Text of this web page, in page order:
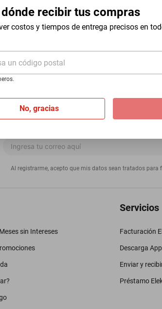
dónde recibir tus compras
costos y tiempos de entrega precisos en
un código postal
No, gracias
$19,999
Al registrarme, acepto que mis datos sean tratados para
sin Intereses
Servicios
Facturación
Descarga
Enviar y
Préstamo